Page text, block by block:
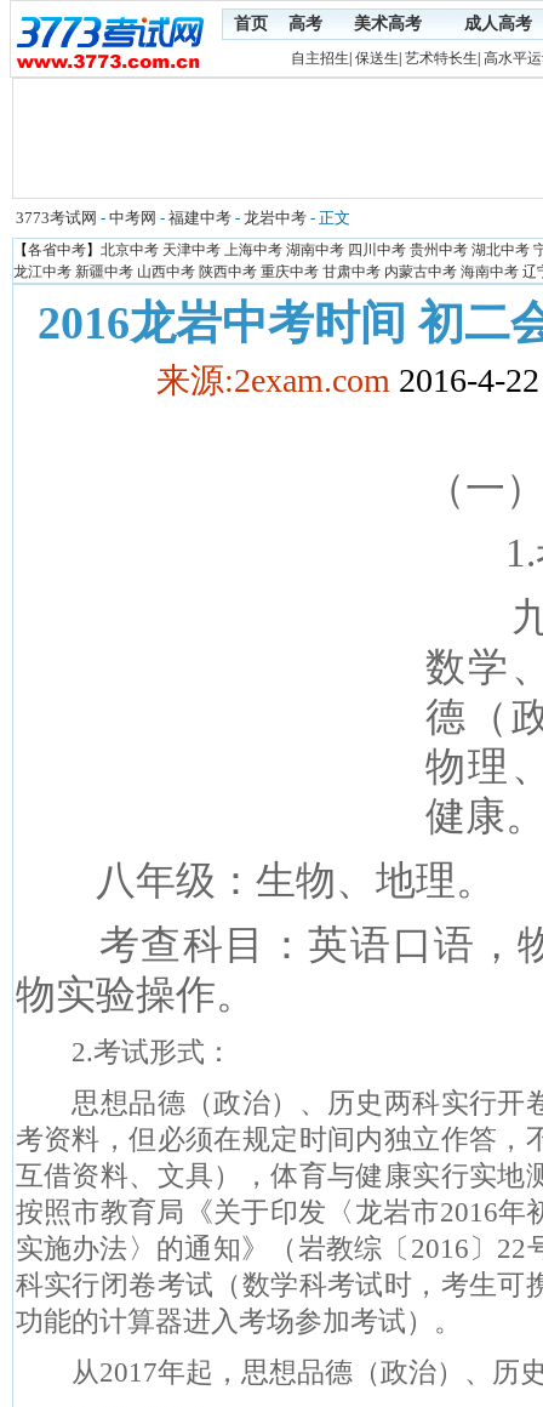
首页 高考 美术高考 成人高考
自主招生 保送生 艺术特长生 高水平
3773考试网 - 中考网 - 福建中考 - 龙岩中考 - 正文
【各省中考】 北京中考 天津中考 上海中考 湖南中考 四川中考 贵州中考 湖北中考
龙江中考 新疆中考 山西中考 陕西中考 重庆中考 甘肃中考 内蒙古中考 海南中考 辽
2016龙岩中考时间 初二
来源:2exam.com 2016-4-
（一
1.
数学
德（
物理
健康
八年级：生物、地理。
考查科目：英语口语，
物实验操作。
2.考试形式：
思想品德（政治）、历史两科实行开
考资料，但必须在规定时间内独立作答，
互借资料、文具），体育与健康实行实地
按照市教育局《关于印发〈龙岩市2016年
实施办法〉的通知》（岩教综〔 2016 〕 22
科实行闭卷考试（数学科考试时，考生可
功能的计算器进入考场参加考试）。
从2017年起，思想品德（政治）、历